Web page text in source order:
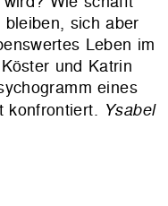
sich aber
Leben im
und Katrin
eines
konfrontiert. Ysabel